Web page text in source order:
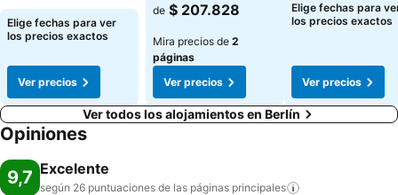
Elige fechas para ver
los precios exactos
Ver precios
de $ 207.828
Mira precios de 2
páginas
Ver precios
Elige fechas para
los precios exactos
Ver precios
Ver todos los alojamientos en Berlín
Opiniones
9,7 Excelente
según 26 puntuaciones de las páginas principales